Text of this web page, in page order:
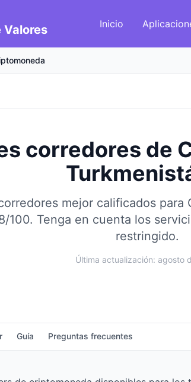
Valores Inicio
corredores de
mejor calificados
100. Tenga en cuenta los
restringido.
Última actualización: agosto
Guía Preguntas frecuentes